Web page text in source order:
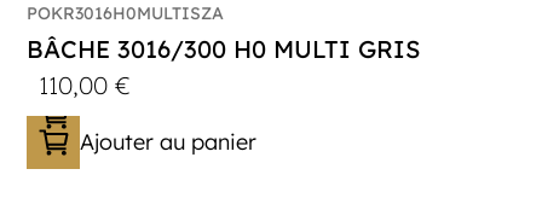
POKR3016H0MULTISZA
BÂCHE 3016/300 H0 MULTI GRIS
110,00€
Ajouter au panier